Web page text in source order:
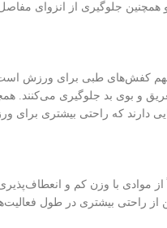
جلوگیری از انزوای مفاصل
کفش‌های طبی برای ورزش است.
و بوی بد جلوگیری
که راحتی بیشتری برای
با وزن کم و انعطاف‌پذیری
از راحتی بیشتری در طول